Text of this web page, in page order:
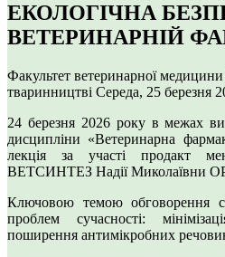
ЕКОЛОГІЧНА
ВЕТЕРИНАРНІЙ
Факультет ветеринарної медицини
тваринництві Середа, 25 березня
24 березня 2026 року в межах
дисципліни «Ветеринарна
лекція за участі продакт
ВЕТСИНТЕЗ Надії Миколаївни
Ключовою темою обговорення
проблем сучасності:
поширення антимікробних